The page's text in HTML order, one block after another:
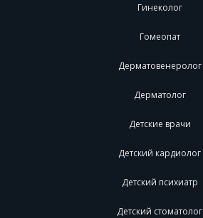
Гинеколог
Гомеопат
Дерматовенеролог
Дерматолог
Детские врачи
Детский кардиолог
Детский психиатр
Детский стоматолог